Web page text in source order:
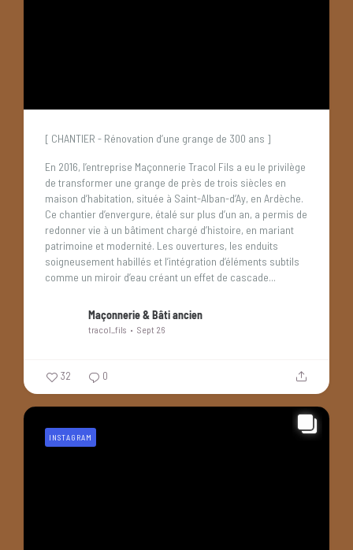
[ CHANTIER - Rénovation d’une grange de 300 ans ]
En 2016, l’entreprise Maçonnerie Tracol Fils a eu le privilège
de transformer une grange de près de trois siècles en
maison d’habitation, située à Saint-Alban-d’Ay, en Ardèche.
Ce chantier d’envergure, étalé sur plus d’un an, a permis de
redonner vie à un bâtiment chargé d’histoire, en mariant
patrimoine et modernité. Les ouvertures, les enduits
soigneusement habillés et l’intégration d’éléments subtils
comme un miroir d’eau créant un effet de cascade...
Maçonnerie & Bâti ancien
tracol_fils Sept 26
32 0
INSTAGRAM